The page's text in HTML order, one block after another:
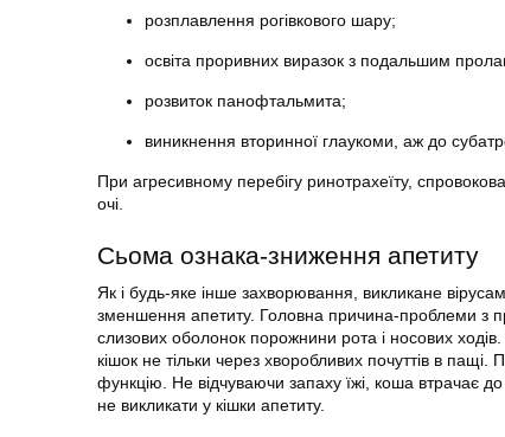
розплавлення рогівкового шару;
освіта проривних виразок з подальшим
розвиток панофтальмита;
виникнення вторинної глаукоми, аж до
При агресивному перебігу ринотрахеїту,
очі.
Сьома ознака-зниження апетиту
Як і будь-яке інше захворювання, викликане
зменшення апетиту. Головна причина-проблеми з
слизових оболонок порожнини рота і носових
кішок не тільки через хворобливих почуттів в
функцію. Не відчуваючи запаху їжі, коша втрачає
не викликати у кішки апетиту.